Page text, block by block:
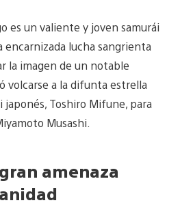
es un valiente y joven samurái
lucha sangrienta
la imagen de un notable
volcarse a la difunta estrella
japonés, Toshiro Mifune, para
Musashi.
amenaza